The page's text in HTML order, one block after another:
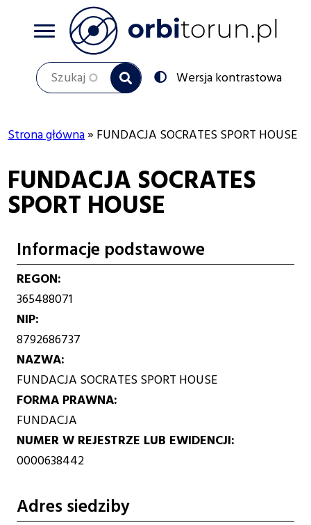
Szukaj
Przełącz
na:
Wersja kontrastowa
nawigacyjna
Strona główna FUNDACJA SOCRATES SPORT HOUSE
FUNDACJA SOCRATES
SPORT HOUSE
Informacje podstawowe
REGON
365488071
NIP
8792686737
NAZWA
FUNDACJA SOCRATES SPORT HOUSE
FORMA PRAWNA
FUNDACJA
NUMER W REJESTRZE LUB EWIDENCJI
0000638442
Adres siedziby